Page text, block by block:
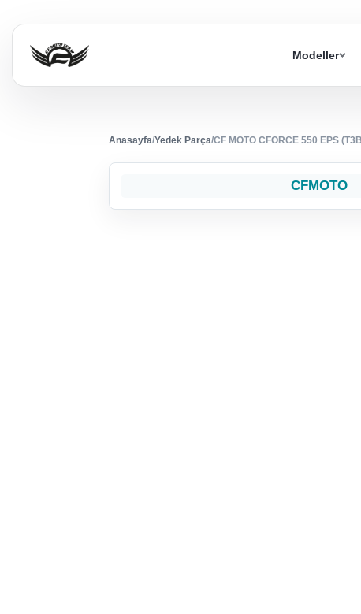
Modeller
Anasayfa/Yedek Parça/CF MOTO CFORCE 550 EPS
CFMOTO